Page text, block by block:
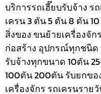
บริการรถเฮี๊ยบรับจ้าง ร
เครน 3 ตัน 5 ตัน 8 ตัน
สิ่งของ ขนย้ายเครื่องจั
ก่อสร้าง อุปกรณ์ทุกชนิด
รับจ้างทุกขนาด 10ตัน
100ตัน 200ตัน รับยกข
เครื่องจักร รถเครนราย